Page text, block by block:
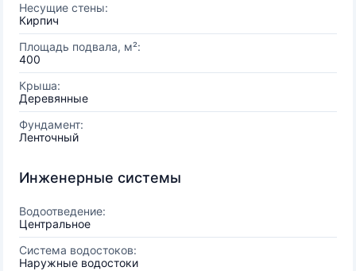
Несущие стены:
Кирпич
Площадь подвала, м²:
400
Крыша:
Деревянные
Фундамент:
Ленточный
Инженерные системы
Водоотведение:
Центральное
Система водостоков:
Наружные водостоки